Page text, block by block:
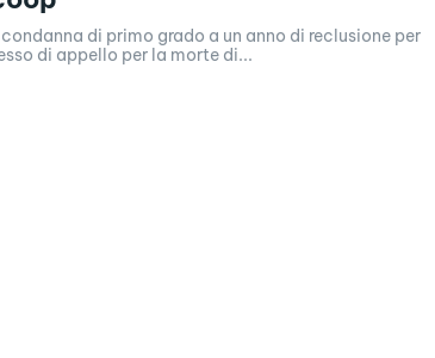
di primo grado a un anno di reclusione per
di appello per la morte di...